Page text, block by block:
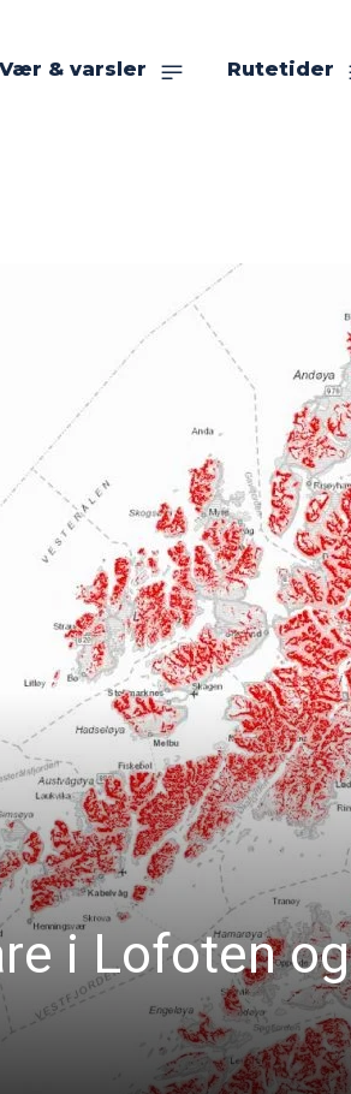
Vær & varsler Rutetider
i Lofoten og